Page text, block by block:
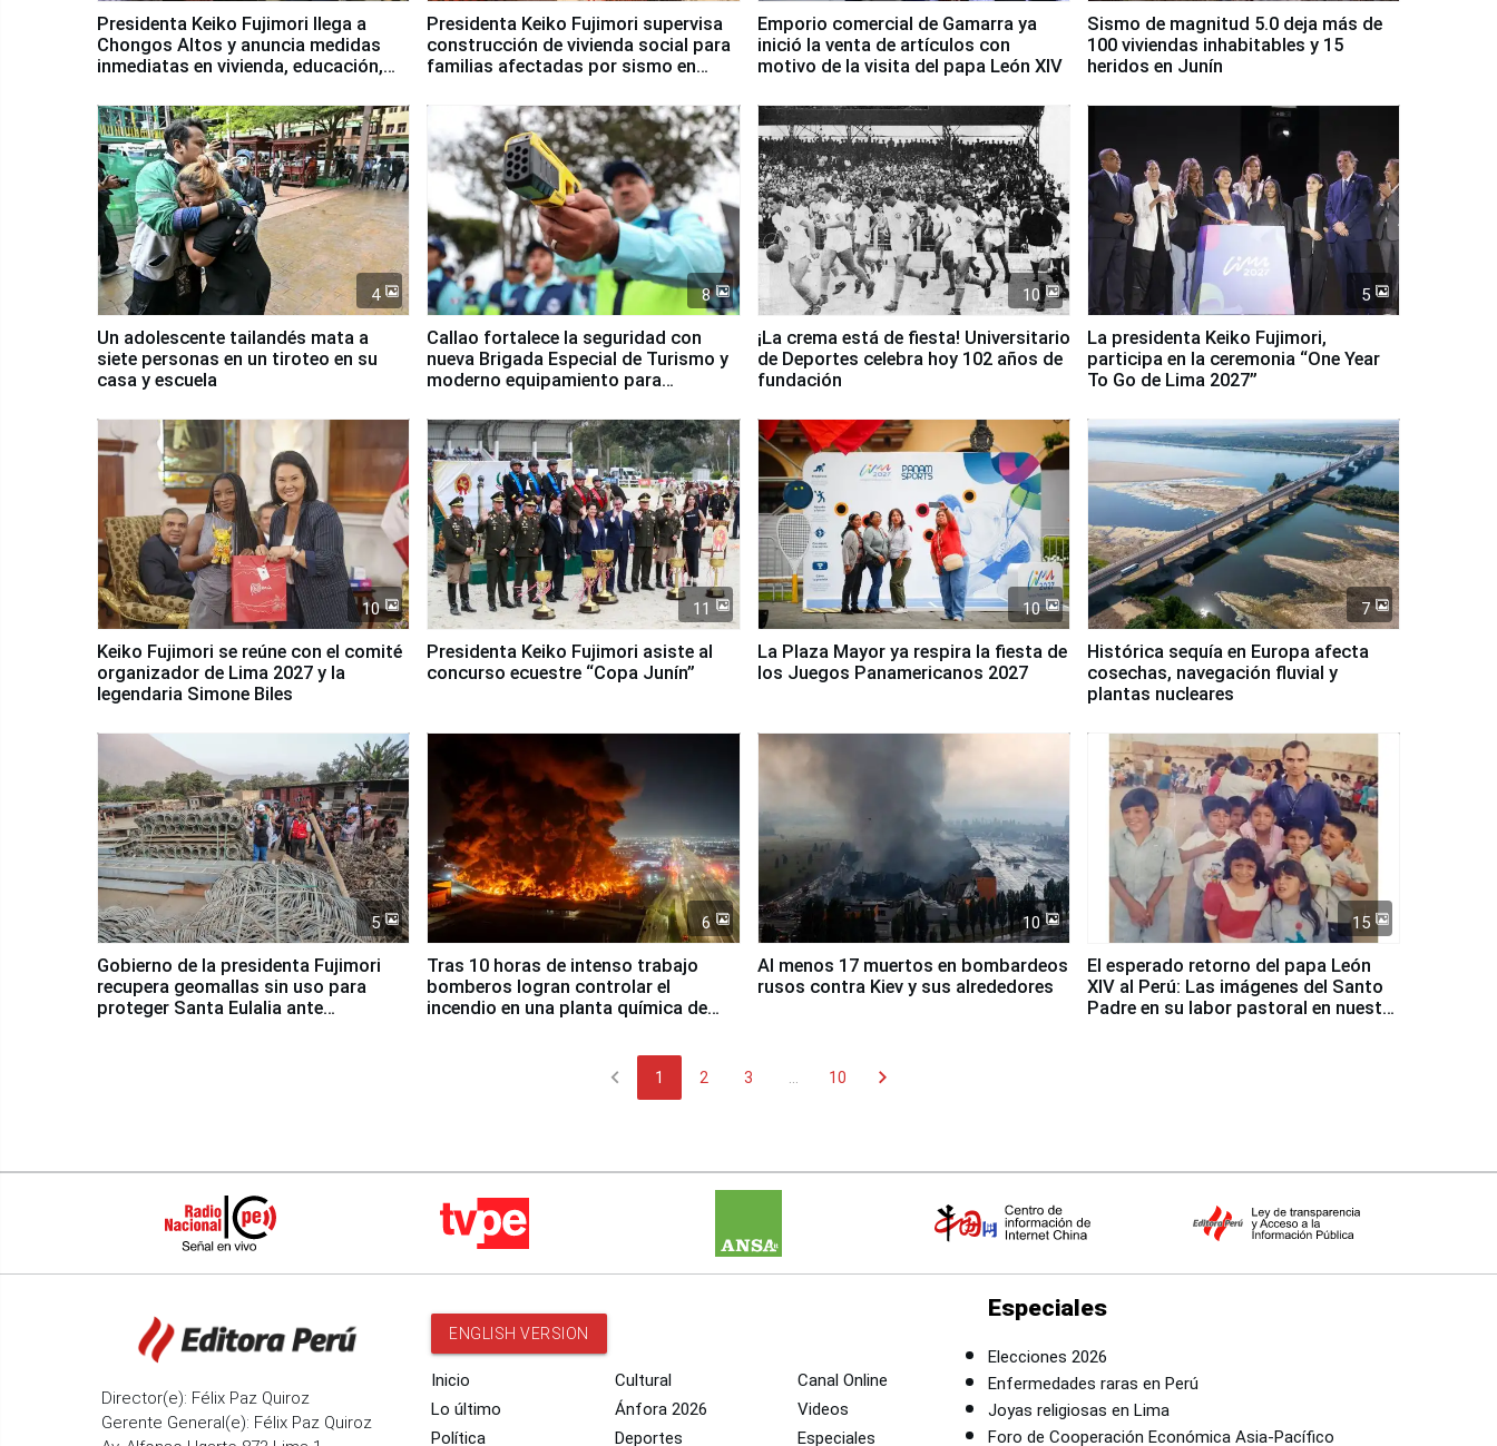
Presidenta Keiko Fujimori llega a
Chongos Altos y anuncia medidas
inmediatas en vivienda, educación,
Presidenta Keiko Fujimori supervisa
construcción de vivienda social para
familias afectadas por sismo en
Emporio comercial de Gamarra ya
inició la venta de artículos con
motivo de la visita del papa León XIV
Sismo de magnitud 5.0 deja más de
100 viviendas inhabitables y 15
heridos en Junín
4
Un adolescente tailandés mata a
siete personas en un tiroteo en su
casa y escuela
8
Callao fortalece la seguridad con
nueva Brigada Especial de Turismo y
moderno equipamiento para
10
¡La crema está de fiesta! Universitario
de Deportes celebra hoy 102 años de
fundación
5
La presidenta Keiko Fujimori,
participa en la ceremonia “One Year
To Go de Lima 2027”
10
Keiko Fujimori se reúne con el comité
organizador de Lima 2027 y la
legendaria Simone Biles
11
Presidenta Keiko Fujimori asiste al
concurso ecuestre “Copa Junín”
10
La Plaza Mayor ya respira la fiesta de
los Juegos Panamericanos 2027
7
Histórica sequía en Europa afecta
cosechas, navegación fluvial y
plantas nucleares
5
Gobierno de la presidenta Fujimori
recupera geomallas sin uso para
proteger Santa Eulalia ante
6
Tras 10 horas de intenso trabajo
bomberos logran controlar el
incendio en una planta química de
10
Al menos 17 muertos en bombardeos
rusos contra Kiev y sus alrededores
15
El esperado retorno del papa León
XIV al Perú: Las imágenes del Santo
Padre en su labor pastoral en nuestro
chevron_left 1 2 3 10 chevron_right
Director(e): Félix Paz Quiroz
Gerente General(e): Félix Paz Quiroz
ENGLISH VERSION
Inicio
Lo último
Política
Cultural
Ánfora 2026
Deportes
Canal Online
Videos
Especiales
Especiales
Elecciones 2026
Enfermedades raras en Perú
Joyas religiosas en Lima
Foro de Cooperación Económica Asia-Pacífico